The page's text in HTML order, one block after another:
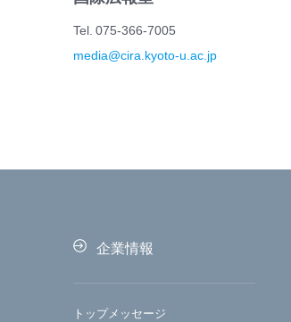
Tel. 075-366-7005
media@cira.kyoto-u.ac.jp
企業情報
トップメッセージ